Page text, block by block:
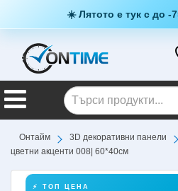
☀️ Лятото е тук с до -
Онтайм 3D декоративни панели
цветни акценти 008| 60*40см
⚡ ТОП ЦЕНА